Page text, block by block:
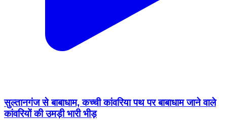
सुल्तानगंज से बाबाधाम, कच्ची कांवरिया पथ पर बाबाधाम जाने वाले
कांवरियों की उमड़ी भारी भीड़